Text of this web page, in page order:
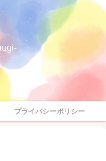
プライバシーポリシー